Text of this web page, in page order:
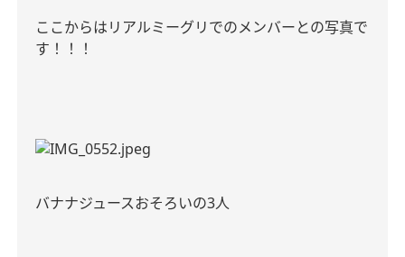
ここからはリアルミーグリでのメンバーとの写真で
す！！！
バナナジュースおそろいの3人